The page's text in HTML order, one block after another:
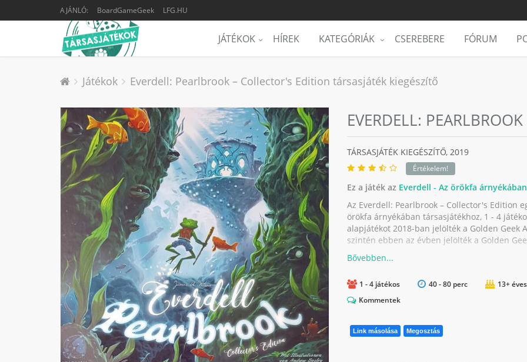
AJÁNLÓ: BoardGameGeek LFG.HU
JÁTÉKOK HÍREK KATEGÓRIÁK CSEREBERE FÓRUM
Játékok Everdell: Pearlbrook – Collector's Edition társasjáték kiegészítő
EVERDELL:
TÁRSASJÁTÉK KIEGÉSZÍTŐ, 2019
Értékelem!
Ez a játék az Everdell - Az örökfa árnyékában
Az Everdell: Pearlbrook – Collector's Edition
örökfa árnyékában társasjátékhoz, 1 - 4
alapjátékot 2018-ban jelölték a Golden Geek
szintén ebben az évben jelölték a Golden
1 - 4 játékos 40 - 80 perc
13+
Kommentek
Link másolása Megosztás